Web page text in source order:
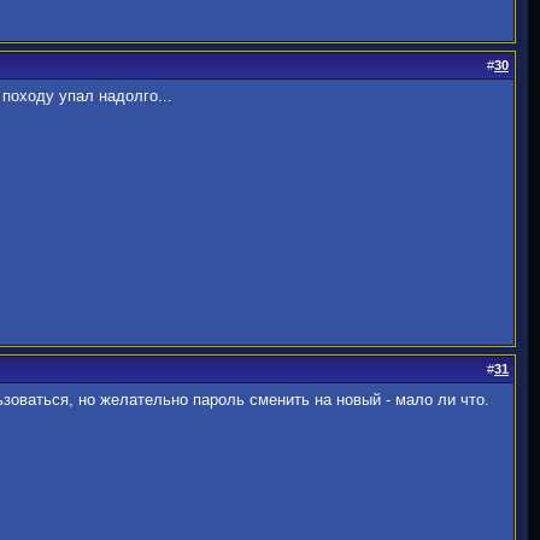
#30
упал надолго...
#31
но желательно пароль сменить на новый - мало ли что.